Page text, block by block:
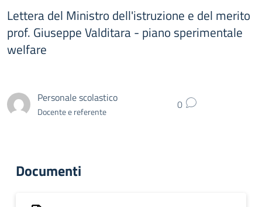
Lettera del Ministro dell'istruzione e del merito
prof. Giuseppe Valditara - piano sperimentale
welfare
Personale scolastico
Docente e referente 0
Documenti